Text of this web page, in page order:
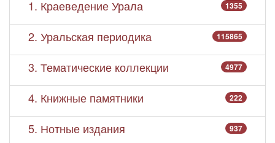
1. Краеведение Урала 1355
2. Уральская периодика 115865
3. Тематические коллекции 4977
4. Книжные памятники 222
5. Нотные издания 937